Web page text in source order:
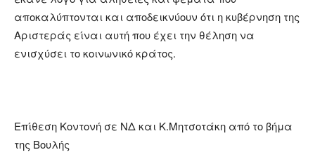
αποκαλύπτονται και αποδεικνύουν ότι η κυβέρνηση της
Αριστεράς είναι αυτή που έχει την θέληση να
ενισχύσει το κοινωνικό κράτος.
Επίθεση Κοντονή σε ΝΔ και Κ.Μητσοτάκη από το βήμα
της Βουλής